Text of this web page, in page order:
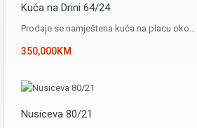
Kuća na Drini 64/24
Prodaje se namještena kuća na placu oko…
350,000KM
Nusiceva 80/21